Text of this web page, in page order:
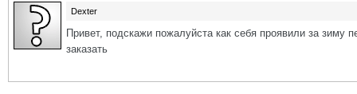
Dexter
Привет, подскажи пожалуйста как себя проявили за зиму
заказать